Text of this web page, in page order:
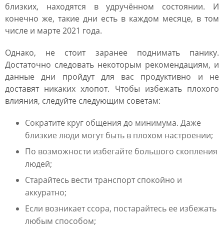
близких, находятся в удручённом состоянии. И
конечно же, такие дни есть в каждом месяце, в том
числе и марте 2021 года.
Однако, не стоит заранее поднимать панику.
Достаточно следовать некоторым рекомендациям, и
данные дни пройдут для вас продуктивно и не
доставят никаких хлопот. Чтобы избежать плохого
влияния, следуйте следующим советам:
Сократите круг общения до минимума. Даже
близкие люди могут быть в плохом настроении;
По возможности избегайте большого скопления
людей;
Старайтесь вести транспорт спокойно и
аккуратно;
Если возникает ссора, постарайтесь ее избежать
любым способом;